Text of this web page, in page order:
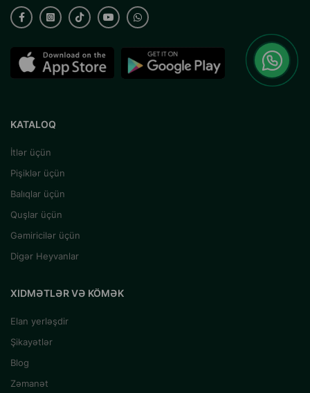
KATALOQ
İtlər üçün
Pişiklər üçün
Balıqlar üçün
Quşlar üçün
Gəmiricilər üçün
Digər Heyvanlar
XIDMƏTLƏR VƏ KÖMƏK
Elan yerləşdir
Şikayətlər
Blog
Zəmanət